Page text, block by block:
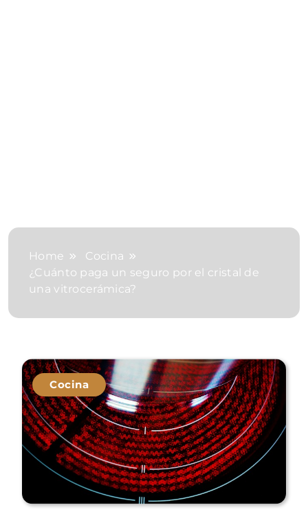
Home
Cocina
¿Cuánto paga un seguro por el cristal de
una vitrocerámica?
Cocina